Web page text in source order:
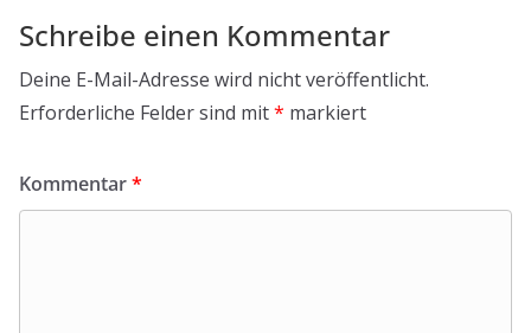
Schreibe einen Kommentar
Deine E-Mail-Adresse wird nicht veröffentlicht.
Erforderliche Felder sind mit* markiert
Kommentar*